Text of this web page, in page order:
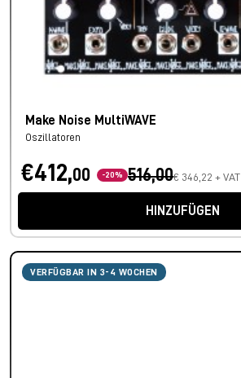
Make Noise MultiWAVE
Oszillatoren
€412,00 -20% 516,00€ 346,22 + VAT
HINZUFÜGEN
VERFÜGBAR IN 3-4 WOCHEN